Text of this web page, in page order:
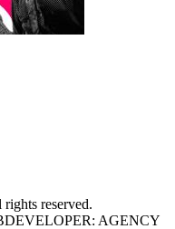
reserved.
AGENCY